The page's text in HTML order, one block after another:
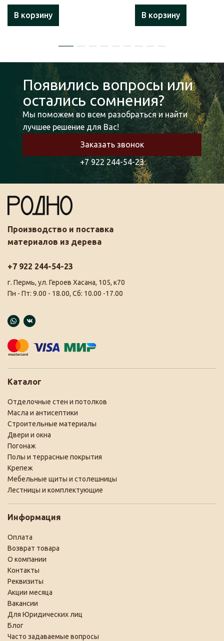
В корзину В корзину
Появились вопросы или
остались сомнения?
Мы поможем во всем разобраться и найти
лучшее решение для Вас!
Заказать звонок
+7 922 244-54-23
Производство и поставка
материалов из дерева
+7 922 244-54-23
г. Пермь, ул. Героев Хасана, 105, к70
Пн - Пт: 9.00 - 18.00, Сб: 10.00 -17.00
Каталог
Отделочные стен и потолков
Масла и антисептики
Строительные материалы
Двери и окна
Погонаж
Полы и террасные покрытия
Крепеж
Мебельные щиты и столешницы
Лестницы и комплектующие
Информация
Оплата
Возврат товара
О компании
Контакты
Реквизиты
Акции месяца
Вакансии
Для Юридических лиц
Блог
Часто задаваемые вопросы